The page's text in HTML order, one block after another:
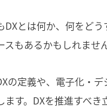
DXとは何か、何をど
もあるかもしれません
の定義や、電子化・
ます。DXを推進すべ